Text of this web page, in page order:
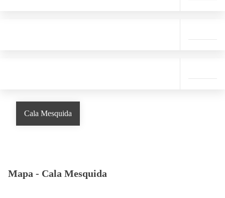
Cala Mesquida
Mapa - Cala Mesquida